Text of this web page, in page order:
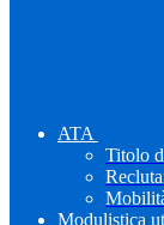
ATA
Titolo
Modulistica